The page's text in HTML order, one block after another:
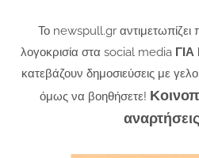
Το newspull.gr
λογοκρισία στα social media
κατεβάζουν δημοσιεύσεις με
όμως να βοηθήσετε!